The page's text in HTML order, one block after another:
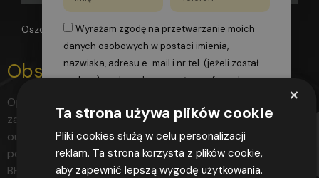
Oszomega>instrukcje
Obsługa BHP dla firm
Opis Oferujemy Państwu kompleksową obsługę firmy w
zakresie służby BHP. Nasza oferta obejmuje pełny
outsourcing BHP jest to bardzo wygodne rozwiązanie
ponieważ to my przejmiemy troskę o wykonanie służby
BHP w Państwa firmie. Zadbamy o bezpieczeństwo
×
Ta strona używa plików cookie
Pliki cookies służą w celu personalizacji
reklam. Ta strona korzysta z plików cookie,
aby zapewnić lepszą wygodę użytkowania.
Wyrażam zgodę na przetwarzanie moich
danych osobowych w postaci imienia,
nazwiska, adresu e-mail i nr tel. (jeżeli został
podany), podanych w powyższym formularzu,
Parlamentu Europejskiego i Rady (UE)
2016/679 z dnia 27 kwietnia 2016 r. w sprawie
ochrony osób fizycznych w związku z
przetwarzaniem danych osobowych i w